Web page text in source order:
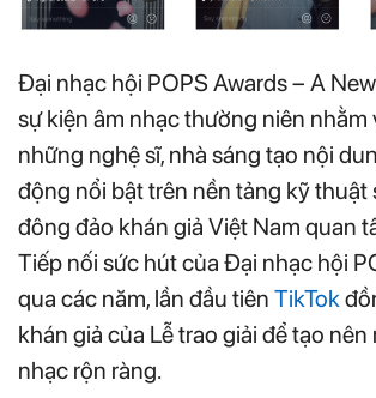
Đại nhạc hội POPS Awards – A
sự kiện âm nhạc thường niên nhằm
những nghệ sĩ, nhà sáng tạo nội
động nổi bật trên nền tảng kỹ thuật
đông đảo khán giả Việt Nam quan
Tiếp nối sức hút của Đại nhạc hội
qua các năm, lần đầu tiên TikTok
khán giả của Lễ trao giải để tạo nên
nhạc rộn ràng.